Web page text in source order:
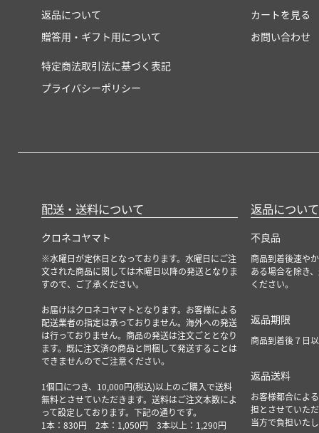
返品について
贈答用・ギフト用について
特定商法取引法に基づく表記
プライバシーポリシー
カートを見る
お問い合わせ
配送・送料について
クロネコヤマト
※水曜日が定休日となっております。水曜日にご注
文された商品に関しては木曜日以降の発送となりま
すので、ご了承ください。
お届けはクロネコヤマトとなります。お客様による
配送業者の指定は承っておりません。海外への発送
は行っておりません。商品の発送は注文ごととなり
ます。既に注文済の商品と同梱して発送することは
できませんのでご注意ください。
1個口につき、10,000円(税込)以上のご購入で送料
無料とさせていただきます。送料はご注文本数によ
って設定しております。下記の通りです。
1本：830円 2本：1,050円 3本以上：1,290円
返品について
不良品
商品到着後速や
ある場合を除き
ください。
返品期限
商品到着後７日
返品送料
お客様都合によ
担とさせていた
当方で負担いた